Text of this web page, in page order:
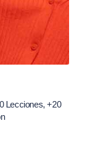
Lecciones, +20